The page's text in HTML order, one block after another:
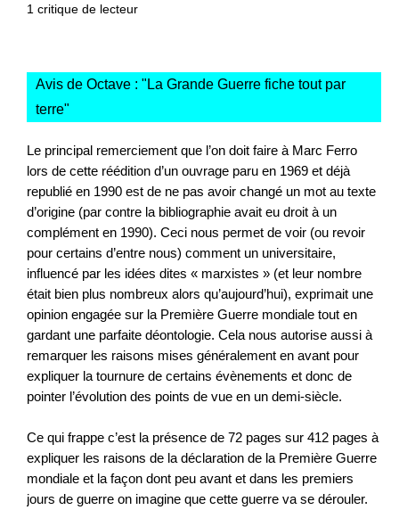
1 critique de lecteur
Avis de Octave : " La Grande Guerre fiche tout par
terre"
Le principal remerciement que l’on doit faire à Marc Ferro
lors de cette réédition d’un ouvrage paru en 1969 et déjà
republié en 1990 est de ne pas avoir changé un mot au texte
d’origine (par contre la bibliographie avait eu droit à un
complément en 1990). Ceci nous permet de voir (ou revoir
pour certains d’entre nous) comment un universitaire,
influencé par les idées dites « marxistes » (et leur nombre
était bien plus nombreux alors qu’aujourd’hui), exprimait une
opinion engagée sur la Première Guerre mondiale tout en
gardant une parfaite déontologie. Cela nous autorise aussi à
remarquer les raisons mises généralement en avant pour
expliquer la tournure de certains évènements et donc de
pointer l’évolution des points de vue en un demi-siècle.
Ce qui frappe c’est la présence de 72 pages sur 412 pages à
expliquer les raisons de la déclaration de la Première Guerre
mondiale et la façon dont peu avant et dans les premiers
jours de guerre on imagine que cette guerre va se dérouler.